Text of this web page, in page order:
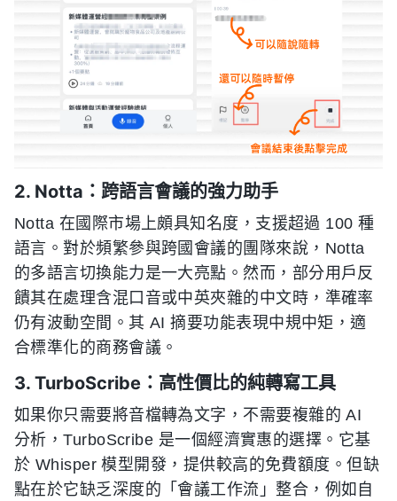
2. Notta：跨語言會議的強力助手
Notta 在國際市場上頗具知名度，支援超過 100 種
語言。對於頻繁參與跨國會議的團隊來說，Notta
的多語言切換能力是一大亮點。然而，部分用戶反
饋其在處理含混口音或中英夾雜的中文時，準確率
仍有波動空間。其 AI 摘要功能表現中規中矩，適
合標準化的商務會議。
3. TurboScribe：高性價比的純轉寫工具
如果你只需要將音檔轉為文字，不需要複雜的 AI
分析，TurboScribe 是一個經濟實惠的選擇。它基
於 Whisper 模型開發，提供較高的免費額度。但缺
點在於它缺乏深度的「會議工作流」整合，例如自